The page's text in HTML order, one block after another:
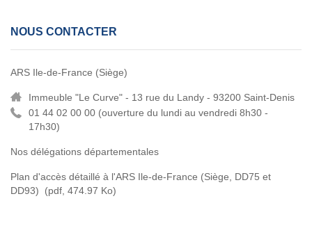
NOUS CONTACTER
ARS Ile-de-France (Siège)
Immeuble "Le Curve" - 13 rue du Landy - 93200 Saint-Denis
01 44 02 00 00 (ouverture du lundi au vendredi 8h30 -
17h30)
Nos délégations départementales
Plan d'accès détaillé à l'ARS Ile-de-France (Siège, DD75 et
DD93)
(pdf, 474.97 Ko)